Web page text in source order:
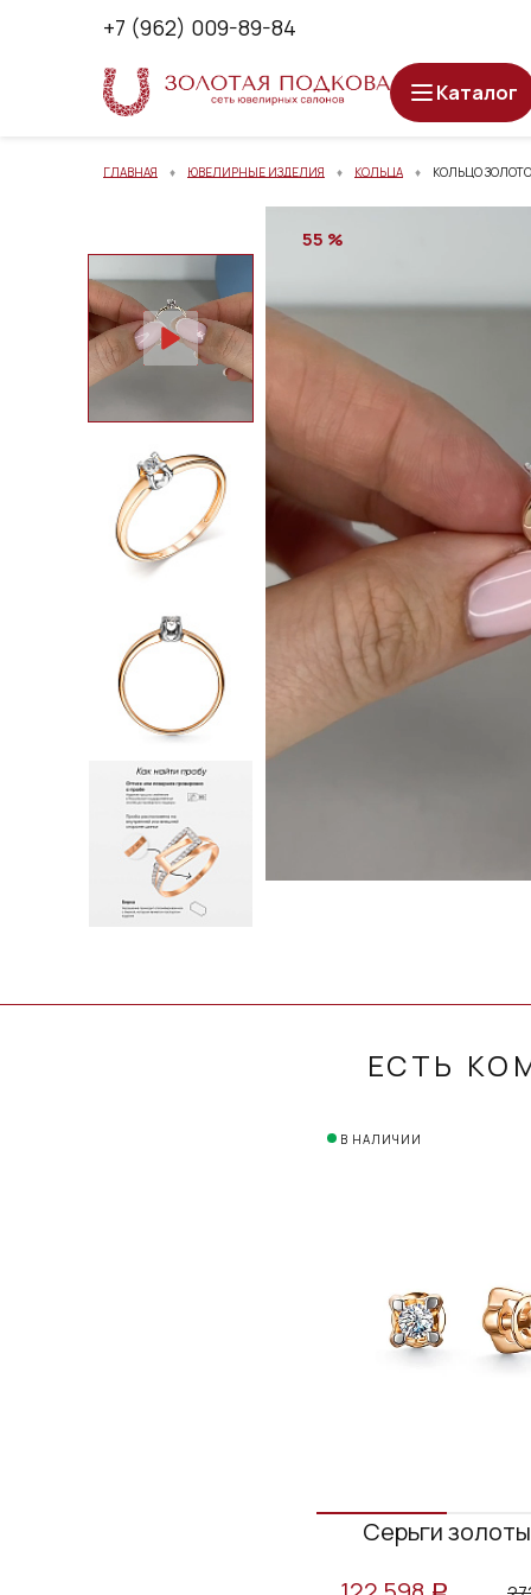
+7 (962) 009-89-84
Каталог
ГЛАВНАЯ ЮВЕЛИРНЫЕ ИЗДЕЛИЯ КОЛЬЦА КОЛЬЦО
ЕСТЬ
В НАЛИЧИИ
Серьги
55 %